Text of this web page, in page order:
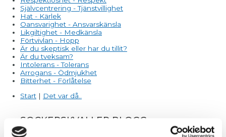
Självcentrering - Tjänstvillighet
Hat - Kärlek
Oansvarighet - Ansvarskänsla
Likgiltighet - Medkänsla
Förtvivlan - Hopp
Är du skeptisk eller har du tillit?
Är du tveksam?
Intolerans - Tolerans
Arrogans - Ödmjukhet
Bitterhet - Förlåtelse
Start | Det var då..
SOCKERSKVALLER BLOGG